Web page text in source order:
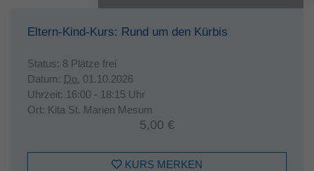
Eltern-Kind-Kurs: Rund um den Kürbis
Status: 8 Plätze frei
Datum: Do. 01.10.2026
Uhrzeit: 16:00 - 18:15 Uhr
Ort: Kita St. Marien Mesum
5,00 €
KURS MERKEN